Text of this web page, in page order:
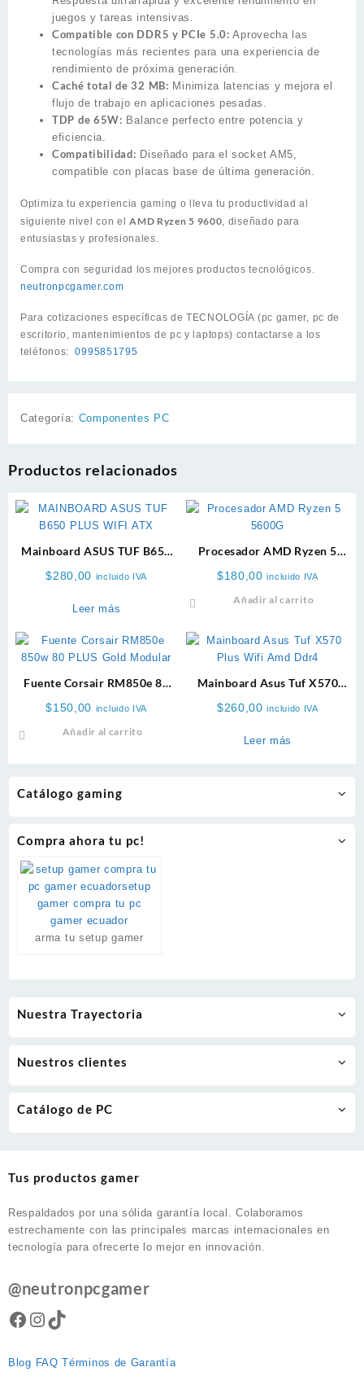
Catálogo gaming
Compra ahora tu pc!
arma tu setup gamer
juegos y tareas intensivas.
Compatible con DDR5 y PCIe 5.0: Aprovecha las
tecnologías más recientes para una experiencia de
rendimiento de próxima generación.
Caché total de 32 MB: Minimiza latencias y mejora el
flujo de trabajo en aplicaciones pesadas.
TDP de 65W: Balance perfecto entre potencia y
eficiencia.
Compatibilidad: Diseñado para el socket AM5,
compatible con placas base de última generación.
Optimiza tu experiencia gaming o lleva tu productividad al
siguiente nivel con elAMD Ryzen 5 9600, diseñado para
entusiastas y profesionales.
Compra con seguridad los mejores productos tecnológicos.
neutronpcgamer.com
Para cotizaciones específicas de TECNOLOGÍA (pc gamer, pc de
escritorio, mantenimientos de pc y laptops) contactarse a los
teléfonos:0995851795
Categoría: Componentes PC
Productos relacionados
Mainboard ASUS TUF B650
$280,00 incluido IVA
Leer más
Procesador AMD Ryzen 5
$180,00 incluido IVA
Añadir al carrito
Fuente Corsair RM850e 80
PLUS Gold Modular
$150,00 incluido IVA
Añadir al carrito
Mainboard Asus Tuf X570
Plus Wifi Amd Ddr4
$260,00 incluido IVA
Leer más
Nuestra Trayectoria
Nuestros clientes
Catálogo de PC
Tus productos gamer
Respaldados por una sólida garantía local. Colaboramos
estrechamente con las principales marcas internacionales en
tecnología para ofrecerte lo mejor en innovación.
@neutronpcgamer
Facebook
Instagram
TikTok
Blog FAQ Términos de Garantía